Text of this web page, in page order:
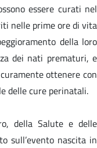
essere curati nel
nelle prime ore di vita
della loro
dei nati prematuri, e
ottenere con
delle cure perinatali.
della Salute e delle
sull’evento nascita in